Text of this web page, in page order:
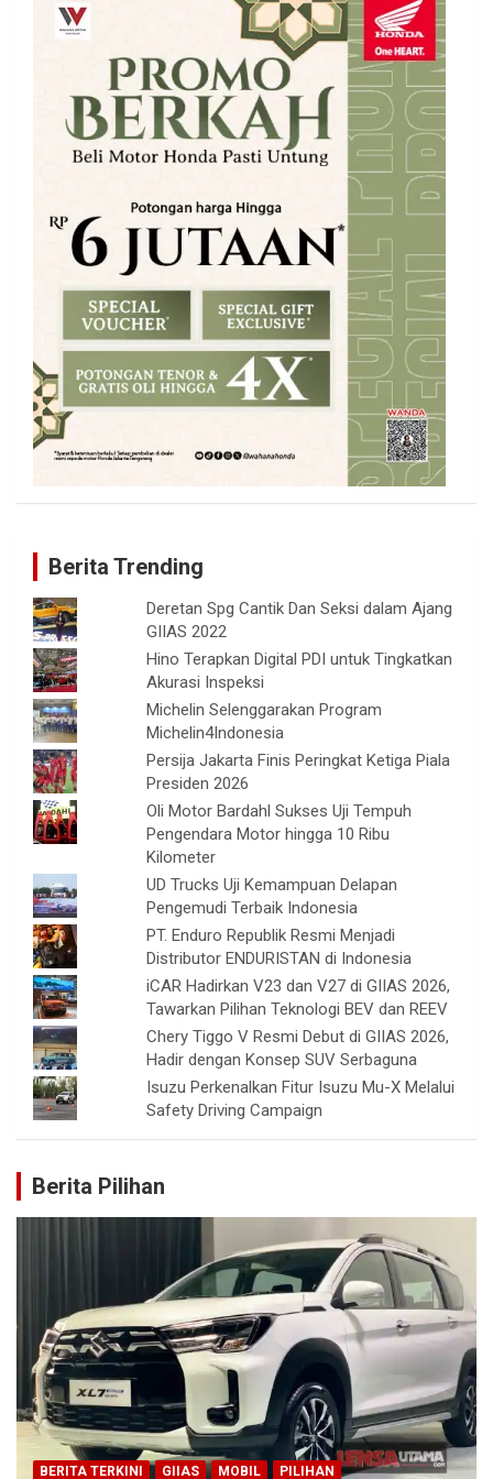
Berita Trending
Deretan Spg Cantik Dan Seksi dalam Ajang
GIIAS 2022
Hino Terapkan Digital PDI untuk Tingkatkan
Akurasi Inspeksi
Michelin Selenggarakan Program
Michelin4Indonesia
Persija Jakarta Finis Peringkat Ketiga Piala
Presiden 2026
Oli Motor Bardahl Sukses Uji Tempuh
Pengendara Motor hingga 10 Ribu
Kilometer
UD Trucks Uji Kemampuan Delapan
Pengemudi Terbaik Indonesia
PT. Enduro Republik Resmi Menjadi
Distributor ENDURISTAN di Indonesia
iCAR Hadirkan V23 dan V27 di GIIAS 2026,
Tawarkan Pilihan Teknologi BEV dan REEV
Chery Tiggo V Resmi Debut di GIIAS 2026,
Hadir dengan Konsep SUV Serbaguna
Isuzu Perkenalkan Fitur Isuzu Mu-X Melalui
Safety Driving Campaign
Berita Pilihan
BERITA TERKINI GIIAS MOBIL PILIHAN